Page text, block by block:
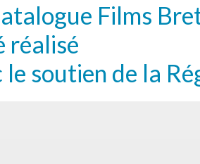
Films
réalisé
le soutien de la